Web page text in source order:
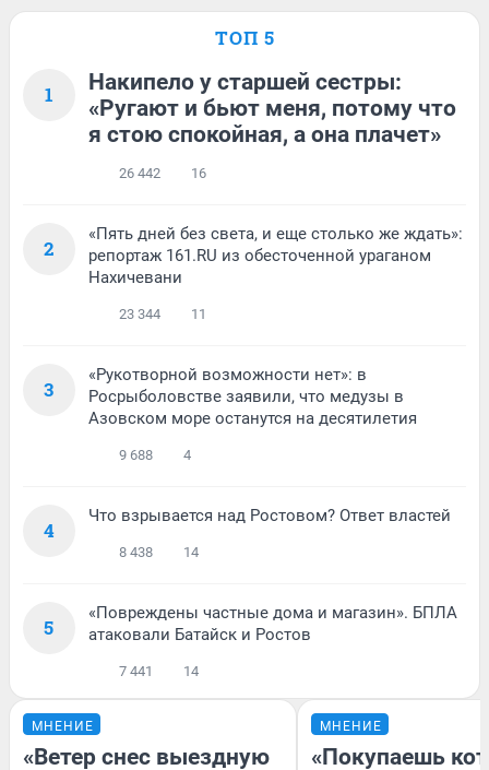
ТОП 5
1
Накипело у старшей сестры:
«Ругают и бьют меня, потому что
я стою спокойная, а она плачет»
26 442 16
2
«Пять дней без света, и еще столько же ждать»:
репортаж 161.RU из обесточенной ураганом
Нахичевани
23 344 11
3
«Рукотворной возможности нет»: в
Росрыболовстве заявили, что медузы в
Азовском море останутся на десятилетия
9 688 4
4
Что взрывается над Ростовом? Ответ властей
8 438 14
5
«Повреждены частные дома и магазин». БПЛА
атаковали Батайск и Ростов
7 441 14
МНЕНИЕ
«Ветер снес выездную
МНЕНИЕ
«Покупаешь